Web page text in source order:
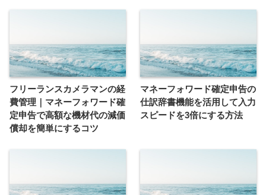
フリーランスカメラマンの経
費管理｜マネーフォワード確
定申告で高額な機材代の減価
償却を簡単にするコツ
マネーフォワード確定申告の
仕訳辞書機能を活用して入力
スピードを3倍にする方法